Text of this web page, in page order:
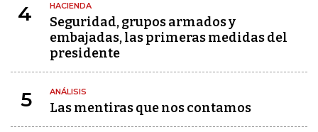
4 HACIENDA
Seguridad, grupos armados y
embajadas, las primeras medidas del
presidente
5 ANÁLISIS
Las mentiras que nos contamos